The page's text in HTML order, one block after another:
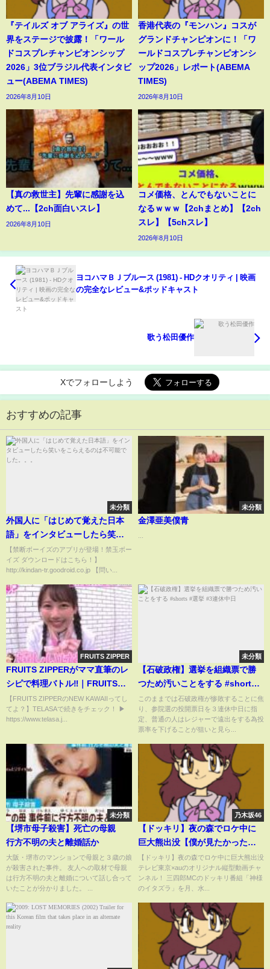
『テイルズ オブ アライズ』の世
界をステージで披露！「ワール
ドコスプレチャンピオンシップ
2026」3位ブラジル代表インタビ
ュー(ABEMA TIMES)
2026年8月10日
香港代表の『モンハン』コスが
グランドチャンピオンに！「ワ
ールドコスプレチャンピオンシ
ップ2026」レポート(ABEMA
TIMES)
2026年8月10日
【真の救世主】先輩に感謝を込
めて...【2ch面白いスレ】
2026年8月10日
コメ価格、とんでもないことに
なるｗｗｗ【2chまとめ】【2ch
スレ】【5chスレ】
2026年8月10日
ヨコハマＢＪブルース (1981) - HDクオリティ | 映画
の完全なレビュー&ポッドキャスト
歌う松田優作
Xでフォローしよう
おすすめの記事
未分類
外国人に「はじめて覚えた日本
語」をインタビューしたら笑い
をこらえるのは不可能でし
た。。。
【禁断ボーイズのアプリが登場！禁玉ボー
イズ ダウンロードはこちら！】
http://kindan-tr.goodroid.co.jp 【問い...
未分類
金澤亜美僕青
FRUITS ZIPPER
FRUITS ZIPPERがママ直筆のレ
シピで料理バトル‼｜FRUITS
ZIPPERのNEW KAWAIIってして
よ？ #TELASAで続きをチェッ
ク！オリジナル作品も配信中！
【FRUITS ZIPPERのNEW KAWAIIってし
てよ？】TELASAで続きをチェック！ ▶
https://www.telasa.j...
未分類
【石破政権】選挙を組織票で勝
つため汚いことをする #shorts #
選挙 #3連休中日
このままでは石破政権が惨敗することに焦
り、参院選の投開票日を３連休中日に指
定、普通の人はレジャーで遠出をする為投
票率を下げることが狙いと見ら...
未分類
【堺市母子殺害】死亡の母親
行方不明の夫と離婚話か
大阪・堺市のマンションで母親と３歳の娘
が殺害された事件。 友人への取材で母親
は行方不明の夫と離婚について話し合って
いたことが分かりました。 ...
乃木坂46
【ドッキリ】夜の森でロケ中に
巨大熊出没【僕が見たかった青
空】
【ドッキリ】夜の森でロケ中に巨大熊出没
テレビ東京×auのオリジナル縦型動画チャ
ンネル！ 三四郎MCのドッキリ番組「神様
のイタズラ」を月、水...